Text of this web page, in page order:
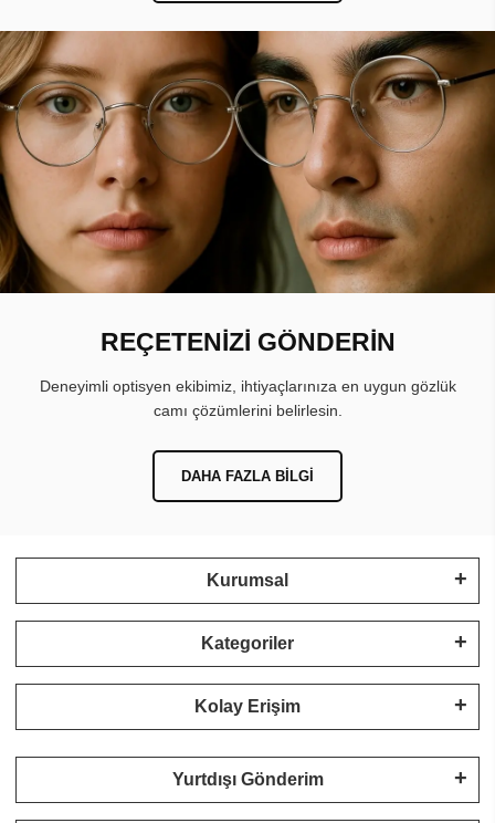
REÇETENİZİ GÖNDERİN
Deneyimli optisyen ekibimiz, ihtiyaçlarınıza en uygun gözlük
camı çözümlerini belirlesin.
DAHA FAZLA BILGI
Kurumsal
Kategoriler
Kolay Erişim
Yurtdışı Gönderim